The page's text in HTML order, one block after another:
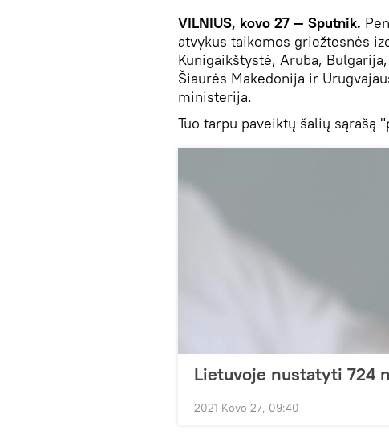
VILNIUS, kovo 27 — Sputnik.
atvykus taikomos griežtesnės
Kunigaikštystė, Aruba,
Šiaurės Makedonija ir
ministerija.
Tuo tarpu paveiktų šalių sąrašą
Lietuvoje nustatyti 724
2021 Kovo 27, 09:40